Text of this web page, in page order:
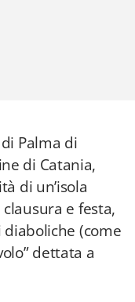
Palma di
di Catania,
di un’isola
e festa,
(come
dettata a